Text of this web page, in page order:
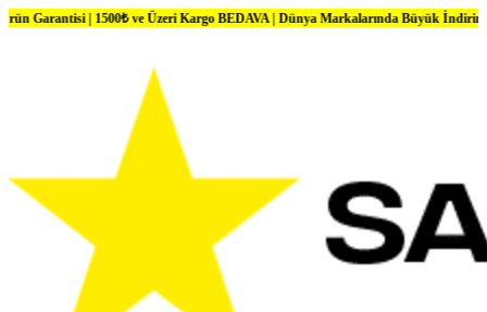
| 1500₺ ve Üzeri Kargo BEDAVA | Dünya Markalarında Büyük İndirimler